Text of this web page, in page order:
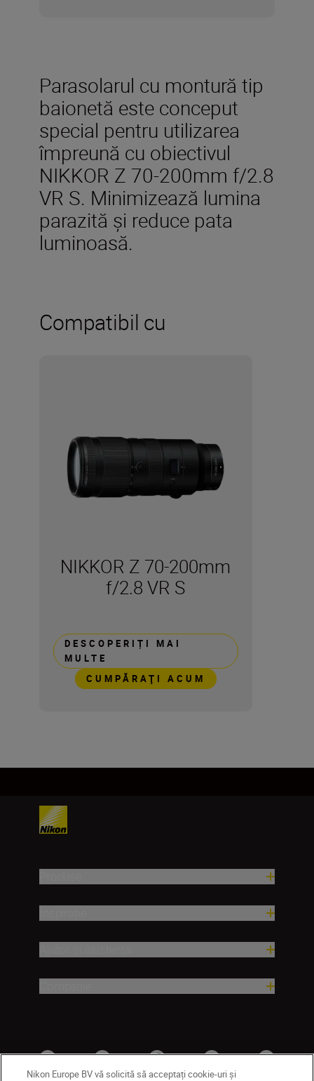
Parasolarul cu montură tip
baionetă este conceput
special pentru utilizarea
împreună cu obiectivul
NIKKOR Z 70-200mm f/2.8
VR S. Minimizează lumina
parazită şi reduce pata
luminoasă.
Compatibil cu
NIKKOR Z 70-200mm
f/2.8 VR S
DESCOPERIȚI MAI
MULTE
CUMPĂRAŢI ACUM
Nikon Europe BV vă solicită să acceptați cookie-uri și